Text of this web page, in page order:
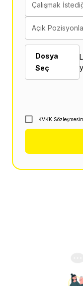
Çalışmak
Açık
Dosya
Seç
KVKK